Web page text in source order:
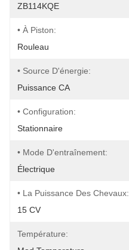
ZB114KQE
• À Piston:
Rouleau
• Source D'énergie:
Puissance CA
• Configuration:
Stationnaire
• Mode D'entraînement:
Électrique
• La Puissance Des Chevaux:
15 CV
Température: